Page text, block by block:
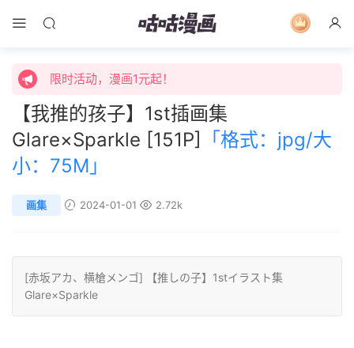
限时特价购买终身会员享受全站免费体验！
限时特价购买终身会员享受全站免费体验！
【我推的孩子】1st插画集
Glare×Sparkle [151P]
「格式：jpg/大
小：75M」
画集 2024-01-01 2.72k
[赤坂アカ、 横槍メンゴ] 【推しの子】1stイラスト集
Glare×Sparkle